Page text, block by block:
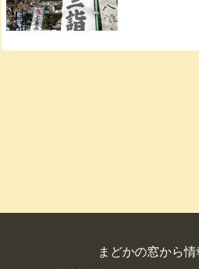
まどかの窓から情